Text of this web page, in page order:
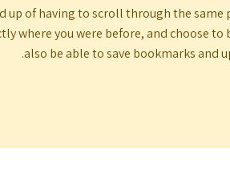
up of having to scroll through the same
where you were before, and choose
also be able to save bookmarks and